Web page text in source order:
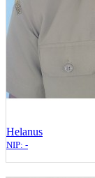
Helanus
NIP: -